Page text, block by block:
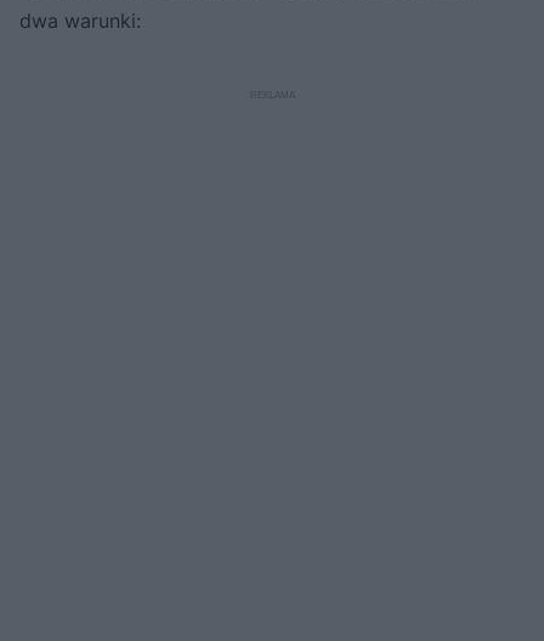
dwa warunki: